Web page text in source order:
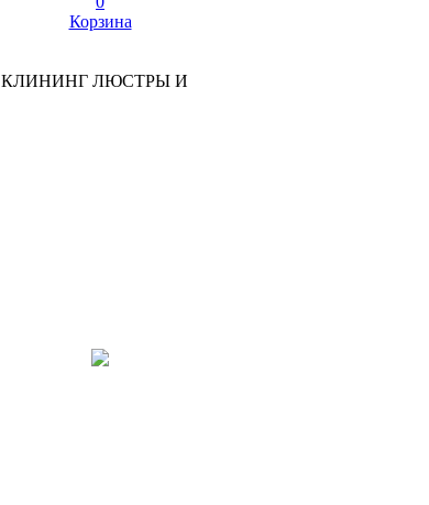
Корзина
КЛИНИНГ ЛЮСТРЫ И